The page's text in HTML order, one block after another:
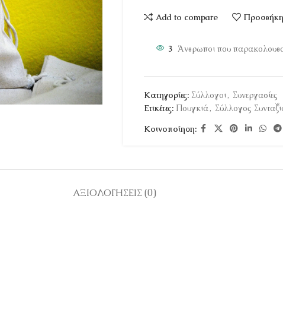
Add to compare Προσθήκη
3 Άνθρωποι που
Κατηγορίες: Σύλλογοι, Συνεργασίες
Ετικέτες: Πουγκιά, Σύλλογος
Κοινοποίηση:
ΑΞΙΟΛΟΓΉΣΕΙΣ (0)